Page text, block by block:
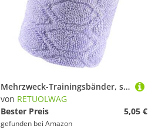
Mehrzweck-Trainingsbänder, schweißresistente Materialien, farbechte Konstruktion für Outdoor-Indoor-Fitness, verstärkte Nähte, Sport-Handgelenkbandage
von RETUOLWAG
Bester Preis
5,05 €
gefunden bei Amazon